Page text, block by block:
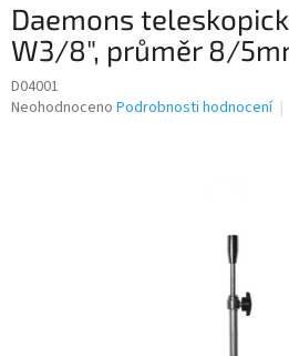
Daemons
W3/8", průměr 8/
D04001
Průměrné
Neohodnoceno Podrobnosti hodnocení